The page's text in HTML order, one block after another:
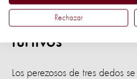
vulnerables de
furtivos
Los perezosos de tres dedos
Rechazar